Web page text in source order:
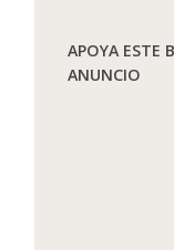
APOYA ESTE
ANUNCIO